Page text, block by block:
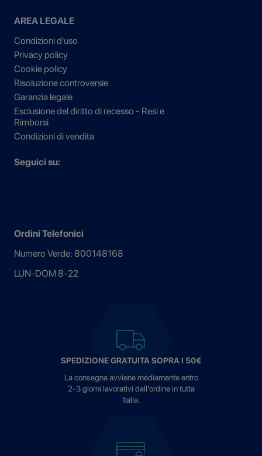
AREA LEGALE
Condizioni d'uso
Privacy policy
Cookie policy
Risoluzione controversie
Garanzia legale
Esclusione del diritto di recesso - Resi e
Rimborsi
Condizioni di vendita
Seguici su:
Ordini Telefonici
Numero Verde: 800148168
LUN-DOM 8-22
SPEDIZIONE GRATUITA SOPRA I 50€
La consegna avviene mediamente entro
2-3 giorni lavorativi dall'ordine in tutta
Italia.